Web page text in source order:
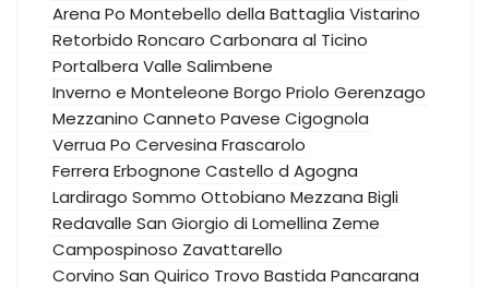
Arena Po Montebello della Battaglia Vistarino
Retorbido Roncaro Carbonara al Ticino
Portalbera Valle Salimbene
Inverno e Monteleone Borgo Priolo Gerenzago
Mezzanino Canneto Pavese Cigognola
Verrua Po Cervesina Frascarolo
Ferrera Erbognone Castello d Agogna
Lardirago Sommo Ottobiano Mezzana Bigli
Redavalle San Giorgio di Lomellina Zeme
Campospinoso Zavattarello
Corvino San Quirico Trovo Bastida Pancarana